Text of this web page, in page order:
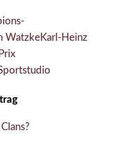
WatzkeKarl-Heinz
Prix